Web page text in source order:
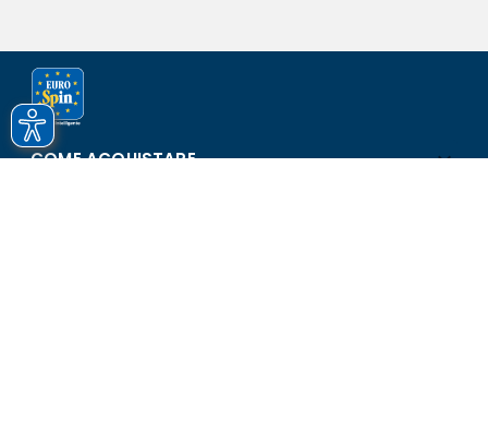
COME ACQUISTARE